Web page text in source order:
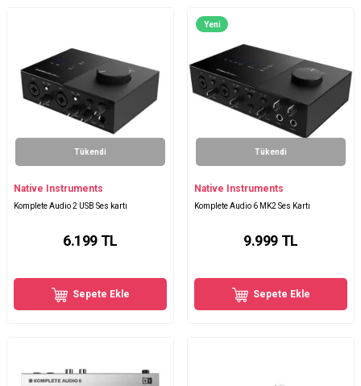
Tükendi
Native Instruments
Komplete Audio 2 USB Ses kartı
6.199 TL
Sepete Ekle
Yeni
Tükendi
Native Instruments
Komplete Audio 6 MK2 Ses Kartı
9.999 TL
Sepete Ekle